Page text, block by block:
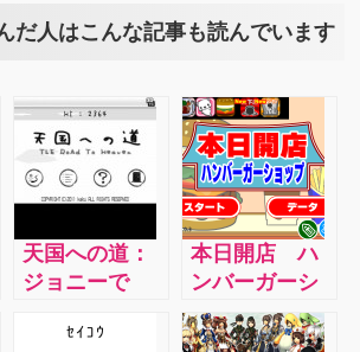
だ人はこんな記事も読んでいます
天国への道：
ジョニーで
国まで走ろう
本日開店 ハ
ンバーガーシ
ョップ：プレ
ーヤーはハン